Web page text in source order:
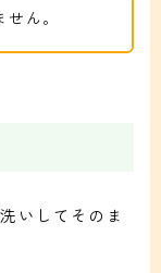
ん。
いしてそのま